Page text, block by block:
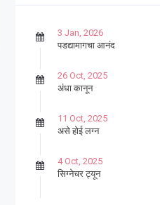
3 Jan, 2026
पडद्यामागचा आनंद
26 Oct, 2025
अंधा कानून
11 Oct, 2025
असे होई लग्न
4 Oct, 2025
सिग्नेचर ट्यून